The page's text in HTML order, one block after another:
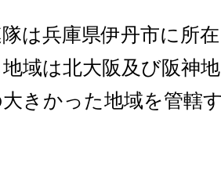
は兵庫県伊丹市に所
域は北大阪及び阪神
きかった地域を管轄